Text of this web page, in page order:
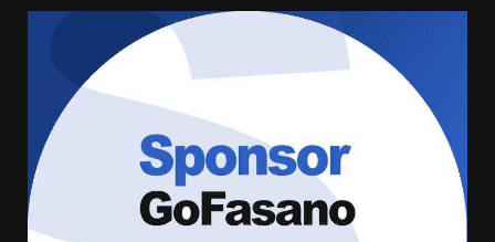
cittadina di Fratelli d’Italia,
pronta a tornare in Consiglio
comunale
6 Agosto 2026 08:00
Cura dei beni comuni e
cittadinanza attiva: online
l’avviso per la gestione
condivisa della Villetta di
Laureto